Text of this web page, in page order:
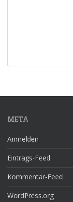
META
Anmelden
Eintrags-Feed
Kommentar-Feed
WordPress.org